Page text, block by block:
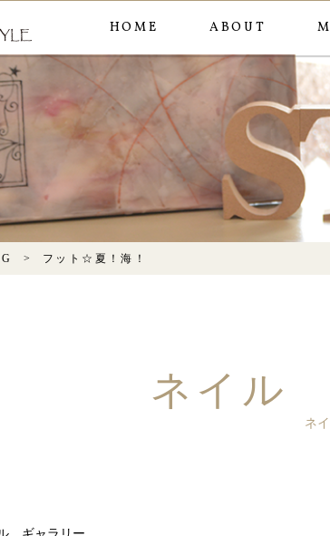
HOME ABOUT
フット
フット☆夏！海！
ネイル
ネ